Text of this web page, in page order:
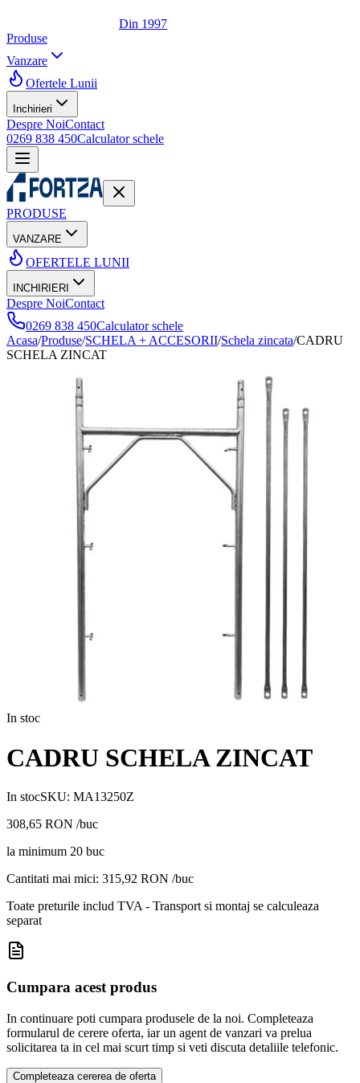
Din 1997
Produse
Vanzare
Ofertele Lunii
Inchirieri
Despre NoiContact
0269 838 450Calculator schele
PRODUSE
VANZARE
OFERTELE LUNII
INCHIRIERI
Despre NoiContact
0269 838 450Calculator schele
Acasa/Produse/SCHELA + ACCESORII/Schela zincata/CADRU
SCHELA ZINCAT
In stoc
CADRU SCHELA ZINCAT
In stocSKU: MA13250Z
308,65 RON /buc
la minimum 20 buc
Cantitati mai mici: 315,92 RON /buc
Toate preturile includ TVA - Transport si montaj se calculeaza
separat
Cumpara acest produs
In continuare poti cumpara produsele de la noi. Completeaza
formularul de cerere oferta, iar un agent de vanzari va prelua
solicitarea ta in cel mai scurt timp si veti discuta detaliile telefonic.
Completeaza cererea de oferta